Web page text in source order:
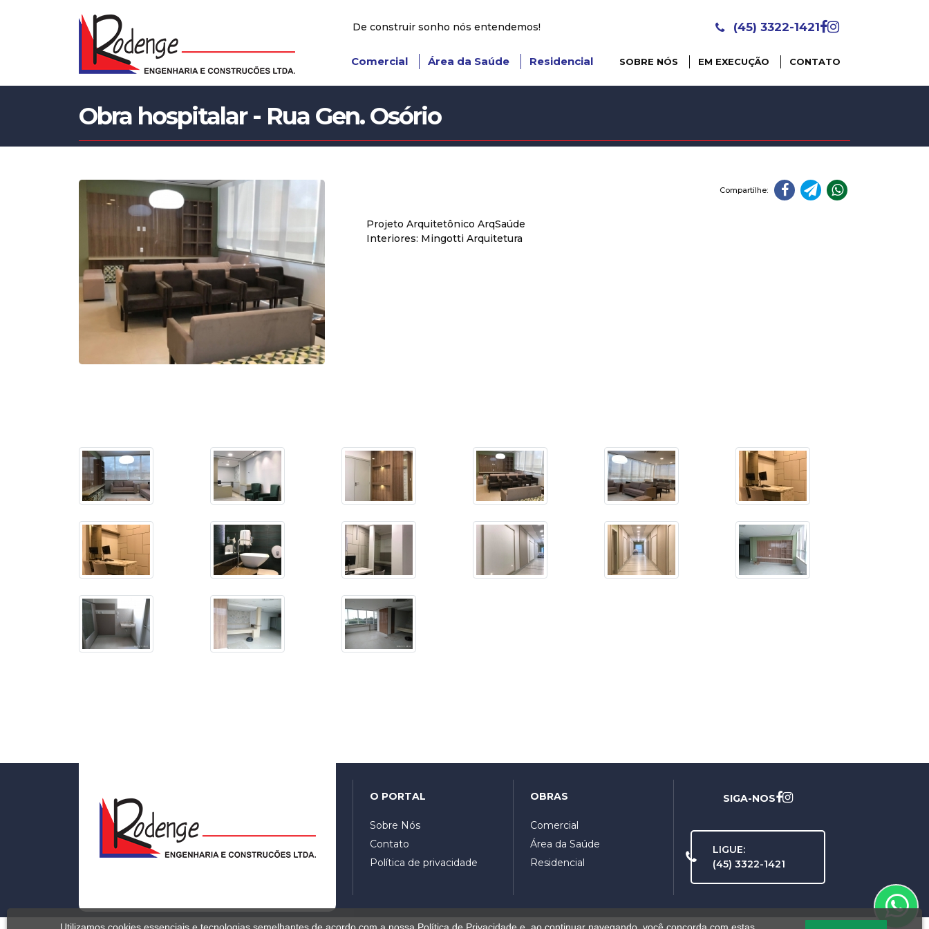
De construir sonho nós entendemos! (45) 3322-1421
Comercial Área da Saúde Residencial SOBRE NÓS EM EXECUÇÃO CONTATO
Obra hospitalar - Rua Gen. Osório
Compartilhe:
Projeto Arquitetônico ArqSaúde
Interiores: Mingotti Arquitetura
O PORTAL
Sobre Nós
Contato
Política de privacidade
OBRAS
Comercial
Área da Saúde
Residencial
SIGA-NOS
LIGUE:
(45) 3322-1421